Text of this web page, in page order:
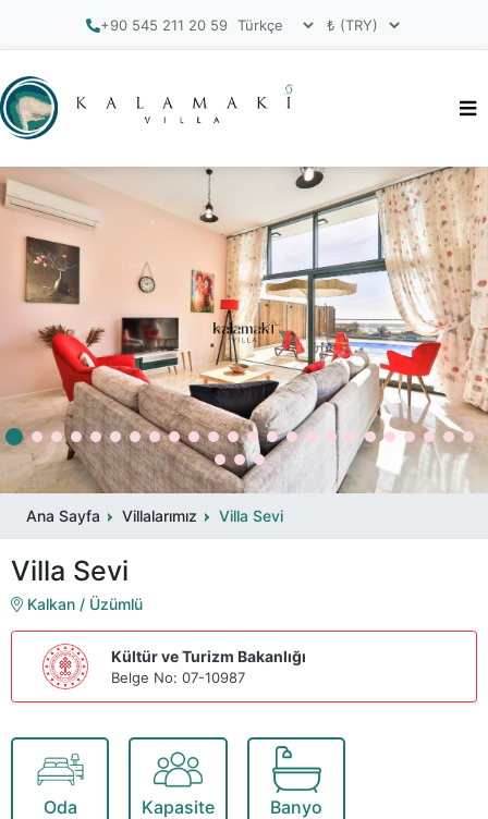
+90 545 211 20 59
Ana Sayfa Villalarımız Villa Sevi
Villa Sevi
Kalkan / Üzümlü
Kültür ve Turizm Bakanlığı
Belge No: 07-10987
Oda Kapasite Banyo